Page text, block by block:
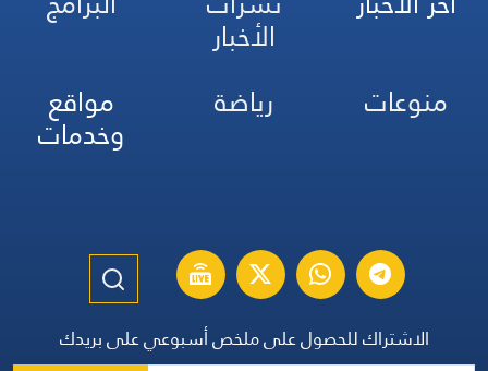
الأخبار
منوعات
رياضة مواقع
وخدمات
الاشتراك للحصول على ملخص أسبوعي على بريدك